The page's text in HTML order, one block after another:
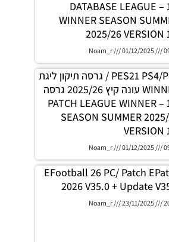
1.0 – DATABASE LEAGUE
WINNER SEASON
2025/26 VERSION
Noam_r 01/12/2025
PES21 PS4/PS5 / גרסה תיקון ליגת
WINNER עונה קיץ 2025/26 גרסה
1.0 – PATCH LEAGUE WINNER
SEASON SUMMER
VERSION
Noam_r 01/12/2025
EFootball 26 PC/ Patch
2026 V35.0 + Update
Noam_r 23/11/2025